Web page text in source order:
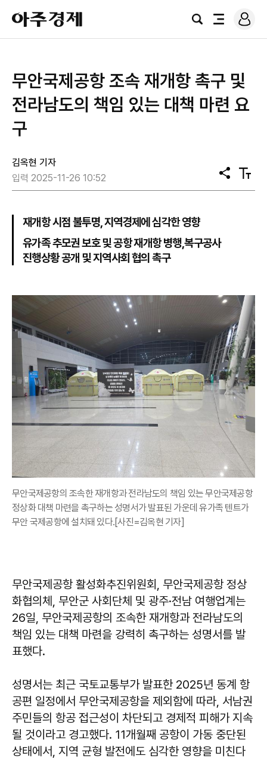
아
주
경
검
전
로
그
무안국제공항 조속 재개항 촉구 및
전라남도의 책임 있는 대책 마련 요
구
김옥현 기자
입력 2025-11-26 10:52
공
유
텍
스
재개항 시점 불투명, 지역경제에 심각한 영향
유가족 추모권 보호 및 공항 재개항 병행,복구공사
진행상황 공개 및 지역사회 협의 촉구
무안국제공항의 조속한 재개항과 전라남도의 책임 있는 무안국제공항
정상화 대책 마련을 촉구하는 성명서가 발표된 가운데 유가족 텐트가
무안 국제공항에 설치돼 있다.[사진=김옥현 기자]
무안국제공항 활성화추진위원회, 무안국제공항 정상
화협의체, 무안군 사회단체 및 광주·전남 여행업계는
26일, 무안국제공항의 조속한 재개항과 전라남도의
책임 있는 대책 마련을 강력히 촉구하는 성명서를 발
표했다.
성명서는 최근 국토교통부가 발표한 2025년 동계 항
공편 일정에서 무안국제공항을 제외함에 따라, 서남권
주민들의 항공 접근성이 차단되고 경제적 피해가 지속
될 것이라고 경고했다. 11개월째 공항이 가동 중단된
상태에서, 지역 균형 발전에도 심각한 영향을 미친다